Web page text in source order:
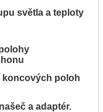
světla a teploty
koncových poloh
a adaptér.